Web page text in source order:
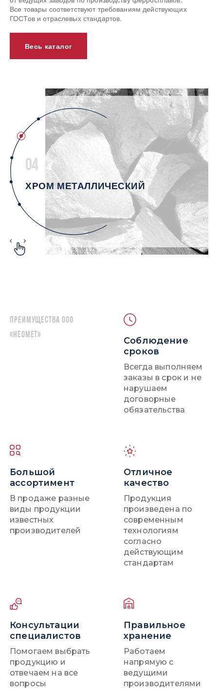
Все товары соответствуют требованиям действующих
ГОСТов и отраслевых стандартов.
Весь каталог
04
ХРОМ МЕТАЛЛИЧЕСКИЙ
Преимущества ООО
«НЕОМЕТ»
Соблюдение
сроков
Всегда выполняем
заказы в срок и не
нарушаем
договорные
обязательства
Большой
ассортимент
В продаже разные
виды продукции
известных
производителей
Отличное
качество
Продукция
произведена по
современным
технологиям
согласно
действующим
стандартам
Консультации
специалистов
Помогаем выбрать
продукцию и
отвечаем на все
вопросы
Правильное
хранение
Работаем
напрямую с
ведущими
производителями